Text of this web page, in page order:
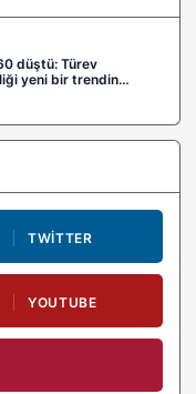
düştü: Türev
yeni bir trendin
TWITTER
YOUTUBE